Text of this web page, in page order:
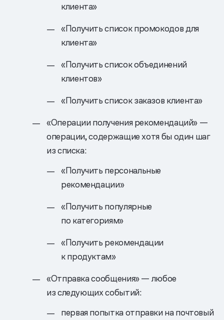
клиента»
«Получить список промокодов для
клиента»
«Получить список объединений
клиентов»
«Получить список заказов клиента»
«Операции получения рекомендаций» —
операции, содержащие хотя бы один шаг
из списка:
«Получить персональные
рекомендации»
«Получить популярные
по категориям»
«Получить рекомендации
к продуктам»
«Отправка сообщения» — любое
из следующих событий:
первая попытка отправки на почтовый